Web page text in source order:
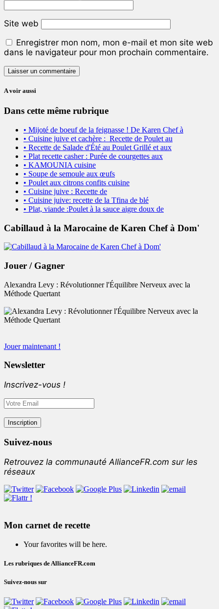
Site web
Enregistrer mon nom, mon e-mail et mon site web
dans le navigateur pour mon prochain commentaire.
A voir aussi
Dans cette même rubrique
• Mijoté de boeuf de la feignasse ! De Karen Chef à
• Cuisine juive et cachère : Recette de Poulet au
• Recette de Salade d'Été au Poulet Grillé et aux
• Plat recette casher : Purée de courgettes aux
• KAMOUNIA cuisine
• Soupe de semoule aux œufs
• Poulet aux citrons confits cuisine
• Cuisine juive : Recette de
• Cuisine juive: recette de la Tfina de blé
• Plat, viande :Poulet à la sauce aigre doux de
Cabillaud à la Marocaine de Karen Chef à Dom'
Jouer / Gagner
Alexandra Levy : Révolutionner l'Équilibre Nerveux avec la
Méthode Quertant
Jouer maintenant !
Newsletter
Inscrivez-vous !
Suivez-nous
Retrouvez la communauté AllianceFR.com sur les
réseaux
Mon carnet de recette
Your favorites will be here.
Les rubriques de AllianceFR.com
Suivez-nous sur